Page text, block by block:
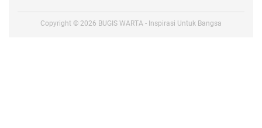
Copyright © 2026 BUGIS WARTA - Inspirasi Untuk Bangsa